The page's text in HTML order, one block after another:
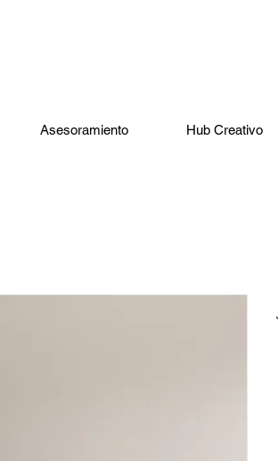
Asesoramiento Hub Creativo